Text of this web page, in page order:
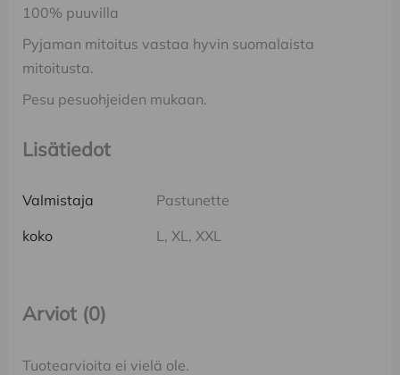
100% puuvilla
Pyjaman mitoitus vastaa hyvin suomalaista
mitoitusta.
Pesu pesuohjeiden mukaan.
Lisätiedot
Valmistaja
Pastunette
koko
L, XL, XXL
Arviot (0)
Tuotearvioita ei vielä ole.